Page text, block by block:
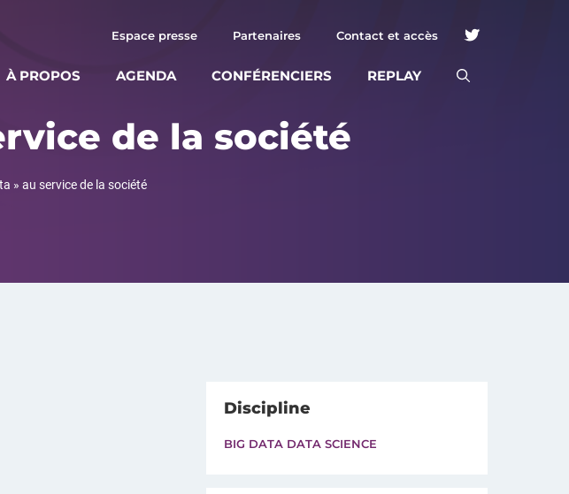
À PROPOS AGENDA CONFÉRENCIERS REPLAY
Espace presse Partenaires Contact et accès
de la société
» au service de la société
Discipline
BIG DATA DATA SCIENCE